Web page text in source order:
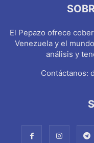
El Pepazo ofrece
Venezuela y el
análisis y
Contáctanos: